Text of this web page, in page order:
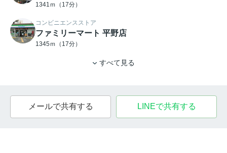
1341ｍ（17分）
コンビニエンスストア
ファミリーマート 平野店
1345ｍ（17分）
すべて見る
メールで共有する LINEで共有する